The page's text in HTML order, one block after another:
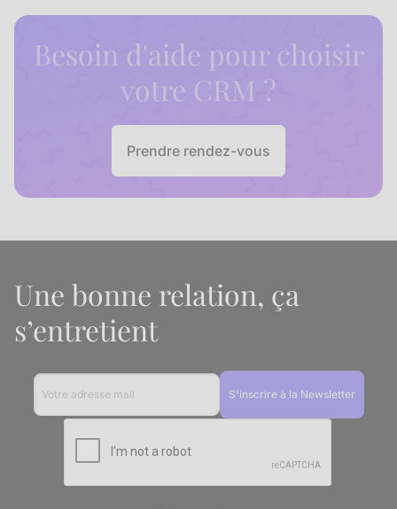
Besoin d'aide pour choisir
votre CRM ?
Prendre rendez-vous
Une bonne relation, ça
s’entretient